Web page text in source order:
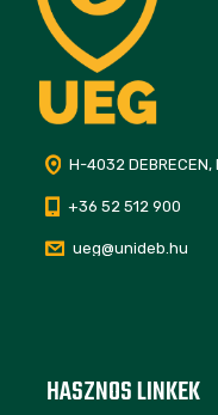
H-4032 DEBRECEN,
+36 52 512 900
ueg@unideb.hu
HASZNOS LINKEK